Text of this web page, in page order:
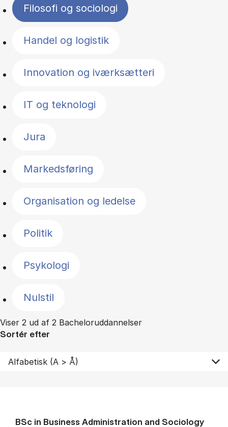
Filosofi og sociologi
Handel og logistik
Innovation og iværksætteri
IT og teknologi
Jura
Markedsføring
Organisation og ledelse
Politik
Psykologi
Nulstil
Viser 2 ud af 2 Bacheloruddannelser
Sortér efter
BSc in Busi­ness Ad­min­is­tra­tion and So­ci­ology